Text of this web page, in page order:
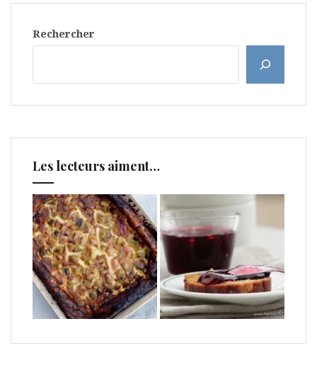
Rechercher
Les lecteurs aiment…